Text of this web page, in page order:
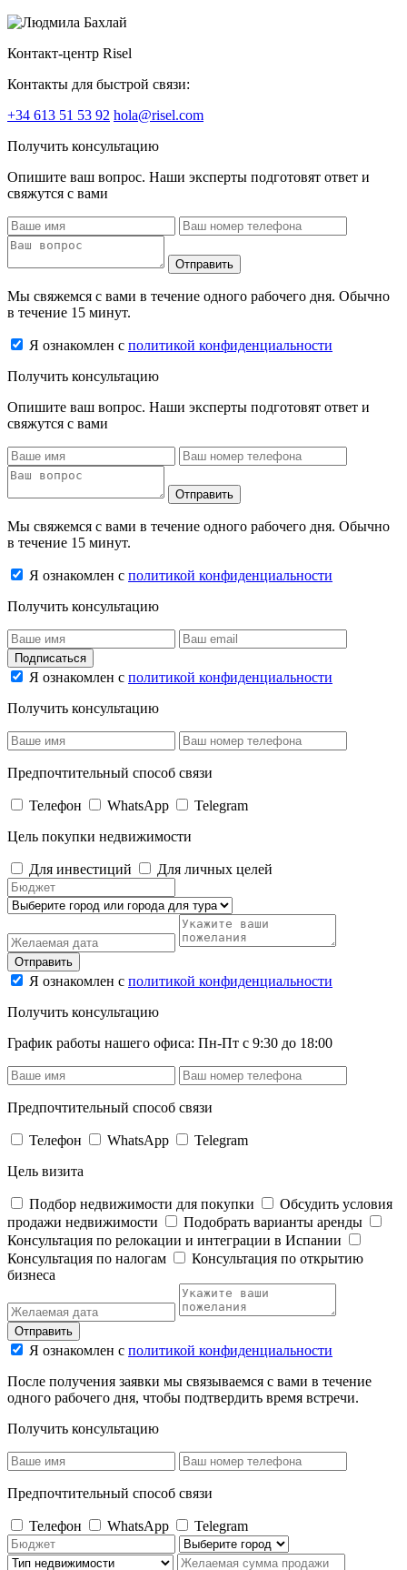
Контакт-центр Risel
Контакты для быстрой связи:
+34 613 51 53 92 hola@risel.com
Получить консультацию
Опишите ваш вопрос. Наши эксперты подготовят ответ и
свяжутся с вами
Отправить
Мы свяжемся с вами в течение одного рабочего дня. Обычно
в течение 15 минут.
Я ознакомлен с политикой конфиденциальности
Получить консультацию
Опишите ваш вопрос. Наши эксперты подготовят ответ и
свяжутся с вами
Отправить
Мы свяжемся с вами в течение одного рабочего дня. Обычно
в течение 15 минут.
Я ознакомлен с политикой конфиденциальности
Получить консультацию
Подписаться
Я ознакомлен с политикой конфиденциальности
Получить консультацию
Предпочтительный способ связи
Телефон WhatsApp
Telegram
Цель покупки недвижимости
Для инвестиций Для личных целей
Отправить
Я ознакомлен с политикой конфиденциальности
Получить консультацию
График работы нашего офиса: Пн-Пт с 9:30 до 18:00
Предпочтительный способ связи
Телефон WhatsApp
Telegram
Цель визита
Подбор недвижимости для покупки
Обсудить условия
продажи недвижимости
Подобрать варианты аренды
Консультация по релокации и интеграции в Испании
Консультация по налогам
Консультация по открытию
бизнеса
Отправить
Я ознакомлен с политикой конфиденциальности
После получения заявки мы связываемся с вами в течение
одного рабочего дня, чтобы подтвердить время встречи.
Получить консультацию
Предпочтительный способ связи
Телефон WhatsApp Telegram